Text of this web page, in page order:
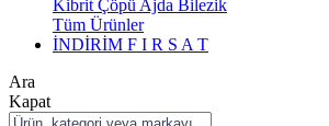
Kibrit Çöpü Ajda Bilezik
Tüm Ürünler
İNDİRİM F I R S A T
Ara
Kapat